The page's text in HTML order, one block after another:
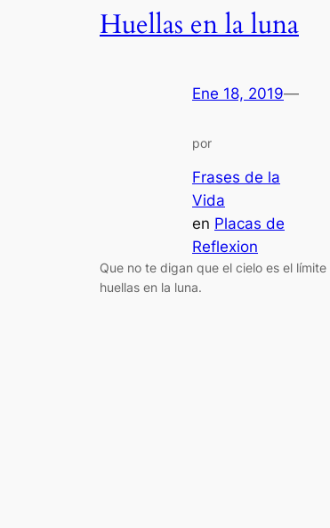
Huellas en la luna
Ene 18, 2019—
por
Frases de la
Vida
en Placas de
Reflexion
Que no te digan que el cielo es el
huellas en la luna.